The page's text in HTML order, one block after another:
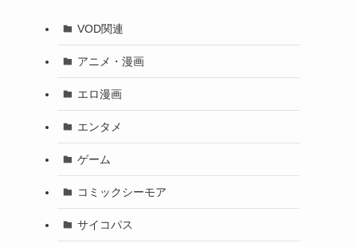
VOD関連
アニメ・漫画
エロ漫画
エンタメ
ゲーム
コミックシーモア
サイコパス